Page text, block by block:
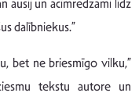
ausij un acīmredzami līdz
dalībniekus.”
bet ne briesmīgo vilku,”
tekstu autore un